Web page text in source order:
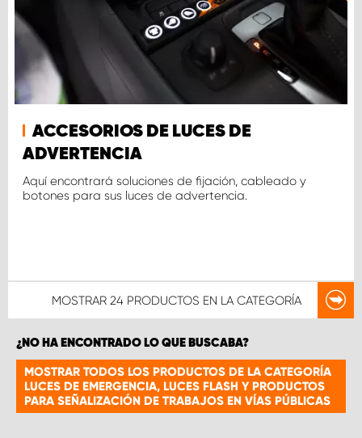
ACCESORIOS DE LUCES DE
ADVERTENCIA
Aquí encontrará soluciones de fijación, cableado y
botones para sus luces de advertencia.
MOSTRAR 24 PRODUCTOS EN LA CATEGORÍA
¿NO HA ENCONTRADO LO QUE BUSCABA?
MOSTRAR TODOS LOS PRODUCTOS DE LA CATEGORÍA
LUCES DE EMERGENCIA, LUCES FLASH Y PRODUCTOS
PARA SEÑALIZACIÓN DE TRABAJOS EN VÍAS PÚBLICAS